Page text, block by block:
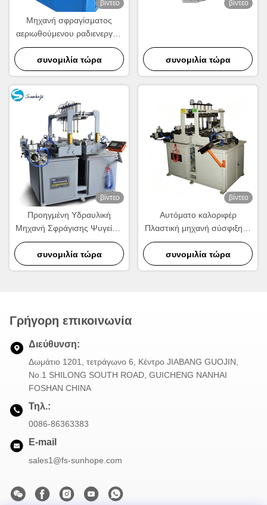
βίντεο
Μηχανή σφραγίσματος
αεριωθούμενου ραδιενεργού
θερμοκηπίου PLC
Ελεγχόμενη τετραμελής
σφραγίσματος
συνομιλία τώρα
βίντεο
συνομιλία τώρα
βίντεο
Προηγμένη Υδραυλική
Μηχανή Σφράγισης Ψυγείων
220V για Πλαστικές
Δεξαμενές Αυτοκινήτων
συνομιλία τώρα
βίντεο
Αυτόματο καλοριφέρ
Πλαστική μηχανή σύσφιξης |
220V Στεγανωτήρα
Καλοριφέρ υψηλής
ταχύτητας
συνομιλία τώρα
Γρήγορη επικοινωνία
Διεύθυνση:
Δωμάτιο 1201, τετράγωνο 6, Κέντρο JIABANG GUOJIN,
Νο.1 SHILONG SOUTH ROAD, GUICHENG NANHAI
FOSHAN CHINA
Τηλ.:
0086-86363383
E-mail
sales1@fs-sunhope.com